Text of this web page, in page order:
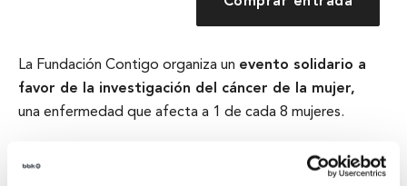
La Fundación Contigo organiza un evento solidario a
favor de la investigación del cáncer de la mujer,
una enfermedad que afecta a 1 de cada 8 mujeres.
Disfruta de una noche llena de música y solidaridad con
, acompañados